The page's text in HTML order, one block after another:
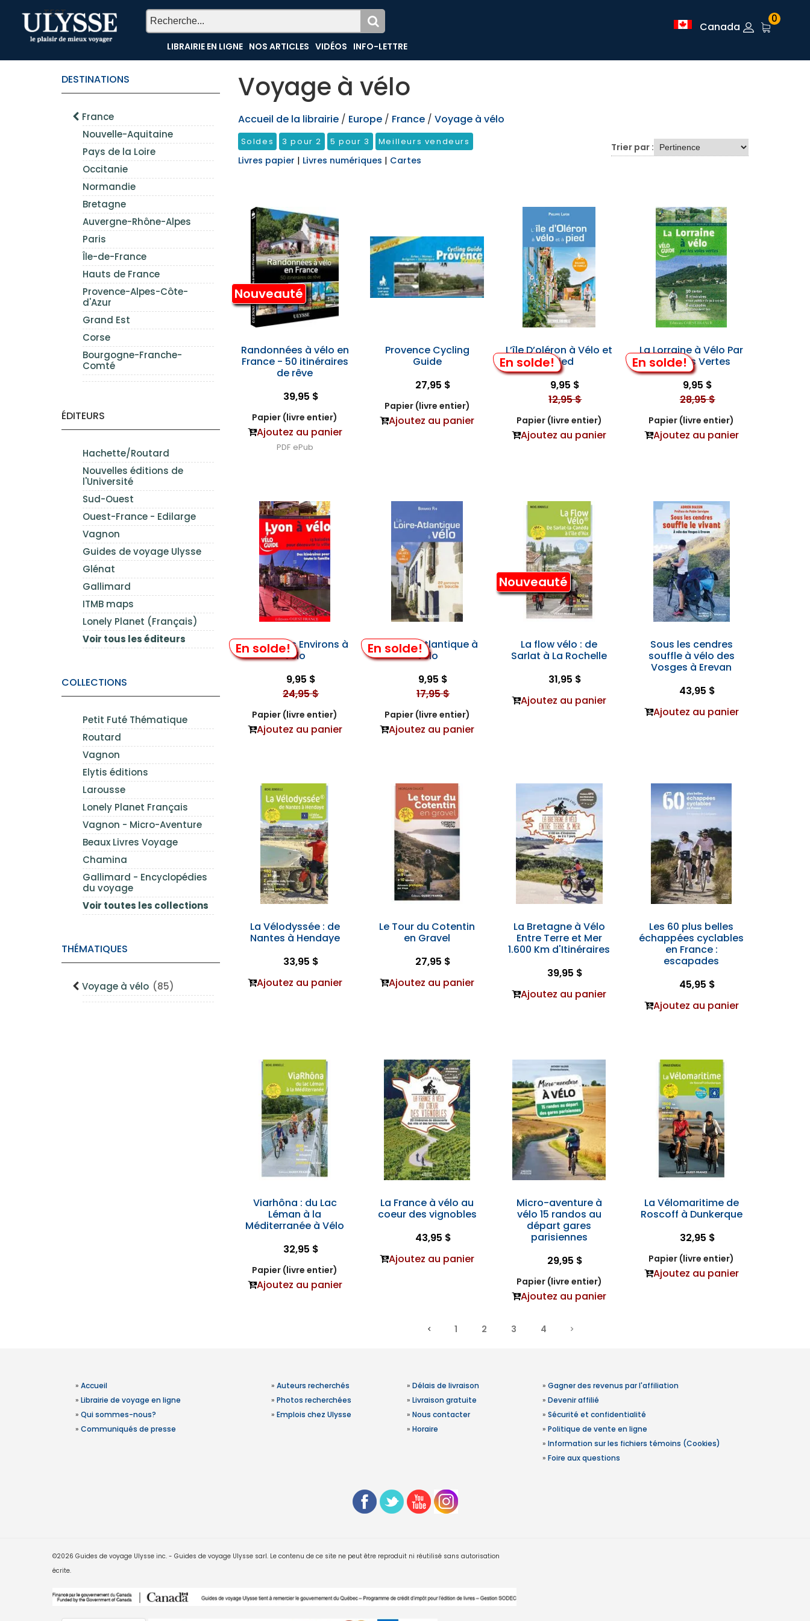
TEST
LIBRAIRIE EN LIGNE NOS ARTICLES VIDÉOS INFO-LETTRE
Canada
0
DESTINATIONS
France
Nouvelle-Aquitaine
Pays de la Loire
Occitanie
Normandie
Bretagne
Auvergne-Rhône-Alpes
Paris
Île-de-France
Hauts de France
Provence-Alpes-Côte-
d'Azur
Grand Est
Corse
Bourgogne-Franche-
Comté
ÉDITEURS
Hachette/Routard
Nouvelles éditions de
l'Université
Sud-Ouest
Ouest-France - Edilarge
Vagnon
Guides de voyage Ulysse
Glénat
Gallimard
ITMB maps
Lonely Planet (Français)
Voir tous les éditeurs
COLLECTIONS
Petit Futé Thématique
Routard
Vagnon
Elytis éditions
Larousse
Lonely Planet Français
Vagnon - Micro-Aventure
Beaux Livres Voyage
Chamina
Gallimard - Encyclopédies
du voyage
Voir toutes les collections
THÉMATIQUES
Voyage à vélo (85)
Voyage à vélo
Accueil de la librairie / Europe / France / Voyage à vélo
Soldes 3 pour 2 5 pour 3 Meilleurs vendeurs
Livres papier | Livres numériques | Cartes
Trier par :
Nouveauté
Randonnées à vélo en
France - 50 itinéraires
de rêve
39,95 $
Papier (livre entier)
Ajoutez au panier
PDF ePub
Provence Cycling
Guide
27,95 $
Papier (livre entier)
Ajoutez au panier
En solde!
L’île D’oléron à Vélo et
à Pied
9,95 $
12,95 $
Papier (livre entier)
Ajoutez au panier
En solde!
La Lorraine à Vélo Par
les Voies Vertes
9,95 $
28,95 $
Papier (livre entier)
Ajoutez au panier
En solde!
Lyon et Ses Environs à
Vélo
9,95 $
24,95 $
Papier (livre entier)
Ajoutez au panier
En solde!
La Loire-Atlantique à
Vélo
9,95 $
17,95 $
Papier (livre entier)
Ajoutez au panier
Nouveauté
La flow vélo : de
Sarlat à La Rochelle
31,95 $
Ajoutez au panier
Sous les cendres
souffle à vélo des
Vosges à Erevan
43,95 $
Ajoutez au panier
La Vélodyssée : de
Nantes à Hendaye
33,95 $
Ajoutez au panier
Le Tour du Cotentin
en Gravel
27,95 $
Ajoutez au panier
La Bretagne à Vélo
Entre Terre et Mer
1.600 Km d'Itinéraires
39,95 $
Ajoutez au panier
Les 60 plus belles
échappées cyclables
en France :
escapades
45,95 $
Ajoutez au panier
Viarhôna : du Lac
Léman à la
Méditerranée à Vélo
32,95 $
Papier (livre entier)
Ajoutez au panier
La France à vélo au
coeur des vignobles
43,95 $
Ajoutez au panier
Micro-aventure à
vélo 15 randos au
départ gares
parisiennes
29,95 $
Papier (livre entier)
Ajoutez au panier
La Vélomaritime de
Roscoff à Dunkerque
32,95 $
Papier (livre entier)
Ajoutez au panier
1 2 3 4
» Accueil
» Librairie de voyage en ligne
» Qui sommes-nous?
» Communiqués de presse
» Auteurs recherchés
» Photos recherchées
» Emplois chez Ulysse
» Délais de livraison
» Livraison gratuite
» Nous contacter
» Horaire
» Gagner des revenus par l'affiliation
» Devenir affilié
» Sécurité et confidentialité
» Politique de vente en ligne
» Information sur les fichiers témoins (Cookies)
» Foire aux questions
©2026 Guides de voyage Ulysse inc. - Guides de voyage Ulysse sarl. Le contenu de ce site ne peut être reproduit ni réutilisé sans autorisation
écrite.